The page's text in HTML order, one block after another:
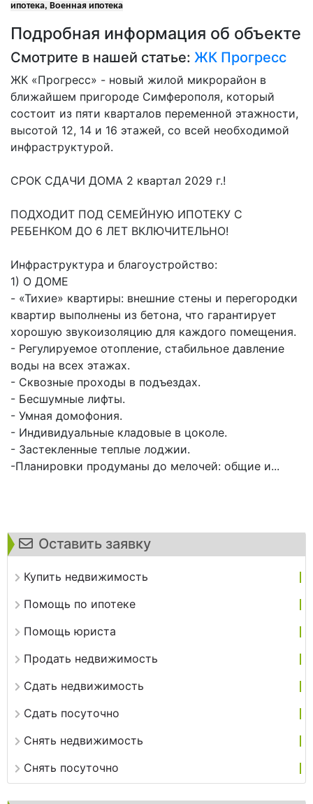
Оставить заявку
Купить недвижимость
Помощь по ипотеке
Помощь юриста
Продать недвижимость
Сдать недвижимость
Сдать посуточно
Снять недвижимость
Снять посуточно
ипотека, Военная ипотека
Подробная информация об объекте
Смотрите в нашей статье: ЖК Прогресс
ЖК «Прогресс» - новый жилой микрорайон в
ближайшем пригороде Симферополя, который
состоит из пяти кварталов переменной этажности,
высотой 12, 14 и 16 этажей, со всей необходимой
инфраструктурой.
СРОК СДАЧИ ДОМА 2 квартал 2029 г.!
ПОДХОДИТ ПОД СЕМЕЙНУЮ ИПОТЕКУ С
РЕБЕНКОМ ДО 6 ЛЕТ ВКЛЮЧИТЕЛЬНО!
Инфраструктура и благоустройство:
1) О ДОМЕ
- «Тихие» квартиры: внешние стены и перегородки
квартир выполнены из бетона, что гарантирует
хорошую звукоизоляцию для каждого помещения.
- Регулируемое отопление, стабильное давление
воды на всех этажах.
- Сквозные проходы в подъездах.
- Бесшумные лифты.
- Умная домофония.
- Индивидуальные кладовые в цоколе.
- Застекленные теплые лоджии.
-Планировки продуманы до мелочей: общие и...